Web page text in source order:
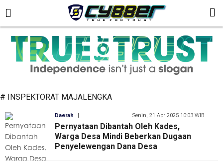
# INSPEKTORAT MAJALENGKA
Daerah | Senin, 21 Apr 2025 10:03 WIB
Pernyataan Dibantah Oleh Kades,
Warga Desa Mindi Beberkan Dugaan
Penyelewengan Dana Desa